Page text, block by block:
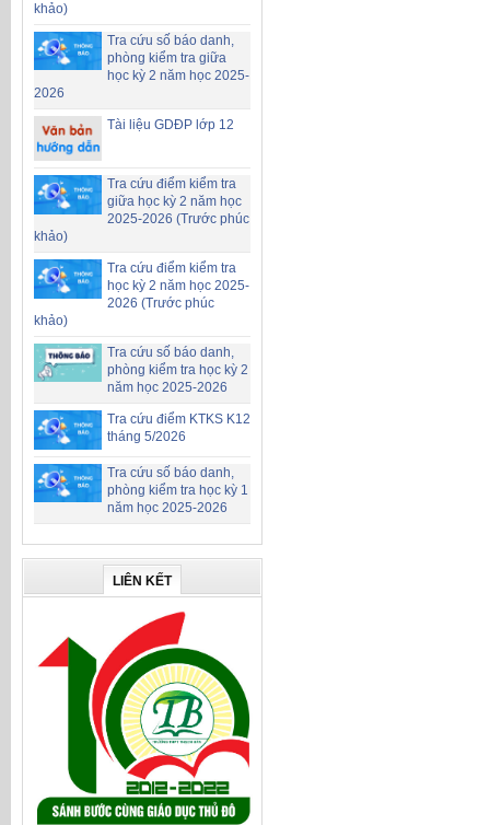
khảo)
Tra cứu số báo danh,
phòng kiểm tra giữa
học kỳ 2 năm học 2025-
2026
Tài liệu GDĐP lớp 12
Tra cứu điểm kiểm tra
giữa học kỳ 2 năm học
2025-2026 (Trước phúc
khảo)
Tra cứu điểm kiểm tra
học kỳ 2 năm học 2025-
2026 (Trước phúc
khảo)
Tra cứu số báo danh,
phòng kiểm tra học kỳ 2
năm học 2025-2026
Tra cứu điểm KTKS K12
tháng 5/2026
Tra cứu số báo danh,
phòng kiểm tra học kỳ 1
năm học 2025-2026
LIÊN KẾT